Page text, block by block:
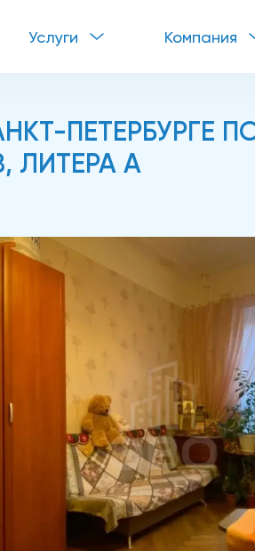
Услуги Компания
ПЕТЕРБУРГЕ
ЛИТЕРА А